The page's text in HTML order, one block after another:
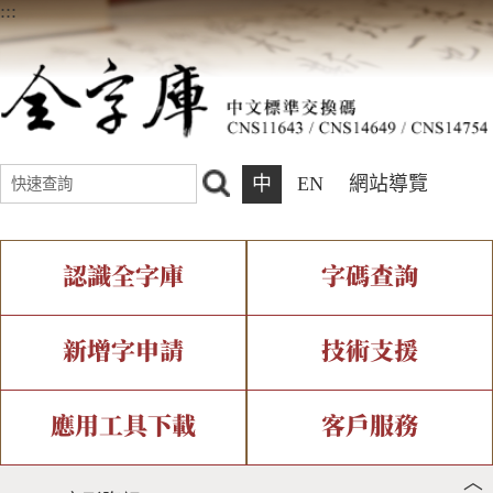
:::
中 EN 網站導覽
認識全字庫
全字庫介紹 全字庫現況
中文碼介紹 專有名詞介紹
字碼查詢
IDS查詢 部件查詢
複合查詢 注音查詢
新增字申請
新字申請處理流程
技術支援
字形即時顯示 造字解決方案
應用工具下載 客戶服務
︿